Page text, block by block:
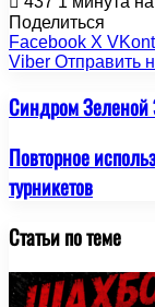
Поделиться
Facebook X
Viber Отправить
Синдром
Повторное
турникетов
Статьи по теме